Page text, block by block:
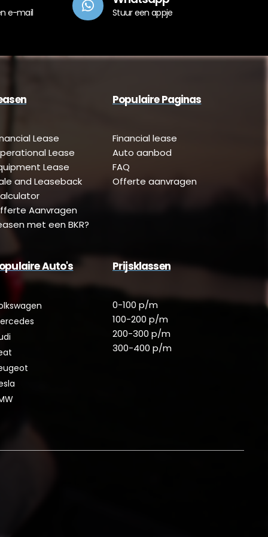
e-mail Stuur een appje
Lease
Lease
Lease
and Leaseback
Aanvragen
met een BKR?
Populaire Paginas
Financial lease
Auto aanbod
FAQ
Offerte aanvragen
Auto's Prijsklassen
0-100 p/m
100-200 p/m
200-300 p/m
300-400 p/m